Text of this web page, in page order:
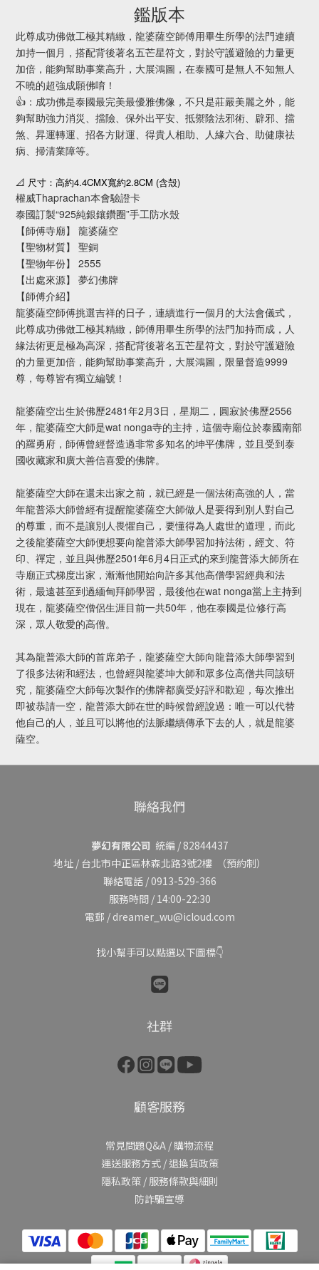
鑑版本
此尊成功佛做工極其精緻，龍婆薩空師傅用畢生所學的法門連續
加持一個月，搭配背後著名五芒星符文，對於守護避險的力量更
加倍，能夠幫助事業高升，大展鴻圖，在泰國可是無人不知無人
不曉的超強成願佛唷！
👍：成功佛是泰國最完美最優雅佛像，不只是莊嚴美麗之外，能
夠幫助強力消災、擋險、保外出平安、抵禦陰法邪術、辟邪、擋
煞、昇運轉運、招各方財運、得貴人相助、人緣六合、助健康祛
病、掃清業障等。
📐 尺寸：高約4.4CMX寬約2.8CM (含殼)
權威Thaprachan本會驗證卡
泰國訂製“925純銀鑲鑽圈”手工防水殼
【師傅寺廟】 龍婆薩空
【聖物材質】 聖銅
【聖物年份】 2555
【出處來源】 夢幻佛牌
【師傅介紹】
龍婆薩空師傅挑選吉祥的日子，連續進行一個月的大法會儀式，
此尊成功佛做工極其精緻，師傅用畢生所學的法門加持而成，人
緣法術更是極為高深，搭配背後著名五芒星符文，對於守護避險
的力量更加倍，能夠幫助事業高升，大展鴻圖，限量督造9999
尊，每尊皆有獨立編號！
龍婆薩空出生於佛歷2481年2月3日，星期二，圓寂於佛歷2556
年，龍婆薩空大師是wat nonga寺的主持，這個寺廟位於泰國南部
的羅勇府，師傅曾經督造過非常多知名的坤平佛牌，並且受到泰
國收藏家和廣大善信喜愛的佛牌。
龍婆薩空大師在還未出家之前，就已經是一個法術高強的人，當
年龍普添大師曾經有提醒龍婆薩空大師做人是要得到別人對自己
的尊重，而不是讓別人畏懼自己，要懂得為人處世的道理，而此
之後龍婆薩空大師便想要向龍普添大師學習加持法術，經文、符
印、禪定，並且與佛歷2501年6月4日正式的來到龍普添大師所在
寺廟正式梯度出家，漸漸他開始向許多其他高僧學習經典和法
術，最遠甚至到過緬甸拜師學習，最後他在wat nonga當上主持到
現在，龍婆薩空僧侶生涯目前一共50年，他在泰國是位修行高
深，眾人敬愛的高僧。
其為龍普添大師的首席弟子，龍婆薩空大師向龍普添大師學習到
了很多法術和經法，也曾經與龍婆坤大師和眾多位高僧共同該研
究，龍婆薩空大師每次製作的佛牌都廣受好評和歡迎，每次推出
即被恭請一空，龍普添大師在世的時候曾經說過：唯一可以代替
他自己的人，並且可以將他的法脈繼續傳承下去的人，就是龍婆
薩空。
聯絡我們
夢幻有限公司 統編 / 82844437
地址 / 台北市中正區林森北路3號2樓（預約制）
聯絡電話 / 0913-529-366
服務時間 / 14:00-22:30
電郵 / dreamer_wu@icloud.com
找小幫手可以點選以下圖標👇
社群
顧客服務
常見問題Q&A / 購物流程
運送服務方式/ 退換貨政策
隱私政策/ 服務條款與細則
防詐騙宣導